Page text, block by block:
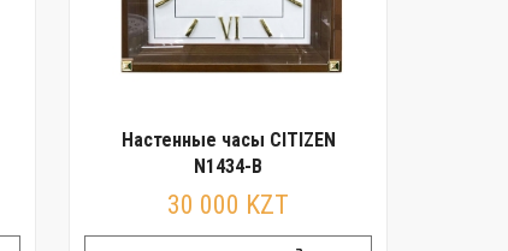
Настенные часы CITIZEN
N1434-B
30 000 KZT